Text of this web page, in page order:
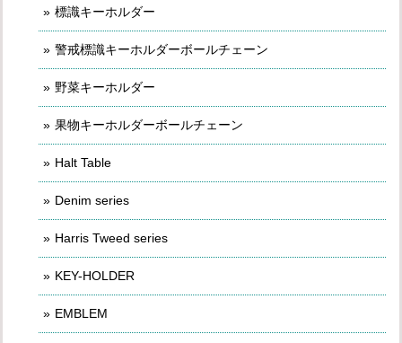
標識キーホルダー
警戒標識キーホルダーボールチェーン
野菜キーホルダー
果物キーホルダーボールチェーン
Halt Table
Denim series
Harris Tweed series
KEY-HOLDER
EMBLEM